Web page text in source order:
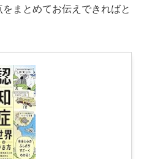
まとめてお伝えできればと